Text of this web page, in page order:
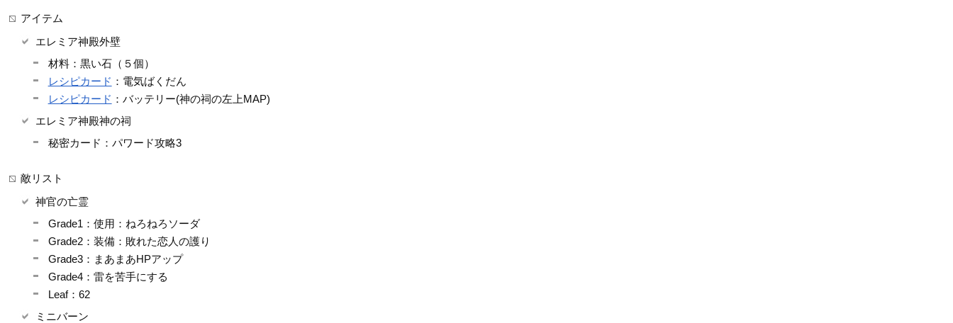
アイテム
エレミア神殿外壁
材料：黒い石（５個）
レシピカード ：電気ばくだん
レシピカード ：バッテリー(神の祠の左上MAP)
エレミア神殿神の祠
秘密カード：パワード攻略3
敵リスト
神官の亡霊
Grade1：使用：ねろねろソーダ
Grade2：装備：敗れた恋人の護り
Grade3：まあまあHPアップ
Grade4：雷を苦手にする
Leaf：62
ミニバーン